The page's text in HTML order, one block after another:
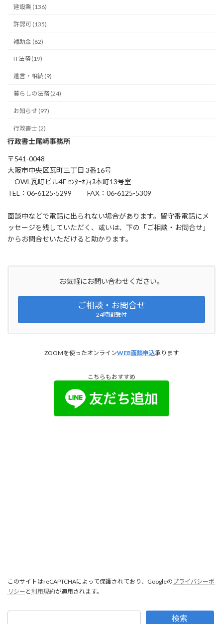
建設業 (136)
許認可 (135)
補助金 (82)
IT法務 (19)
遺言・相続 (9)
暮らしの法務 (24)
お知らせ (97)
行政書士 (2)
行政書士尾﨑事務所
〒541-0048
大阪市中央区瓦町三丁目 3番16号
OWL瓦町ビル4F ｾﾝﾀｰｵﾌｨｽ本町13号室
TEL：06-6125-5299 FAX：06-6125-5309
面談中などで電話に出られない場合があります。留守番電話にメ
ッセージを残していただく、或いは、下の「ご相談・お問合せ」
からお問合せいただけると助かります。
お気軽にお問い合わせください。
ご相談・お問合せ
24時間受付
ZOOMを使ったオンラインWEB面談申込承ります
こちらもおすすめ
このサイトはreCAPTCHAによって保護されており、Googleのプライバシーポ
リシー と利用規約が適用されます。
検索